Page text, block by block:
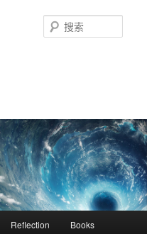
索
Reflection Books